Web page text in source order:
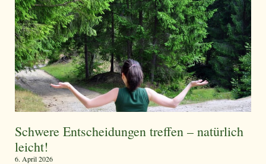
Schwere Entscheidungen treffen – natürlich
leicht!
6. April 2026